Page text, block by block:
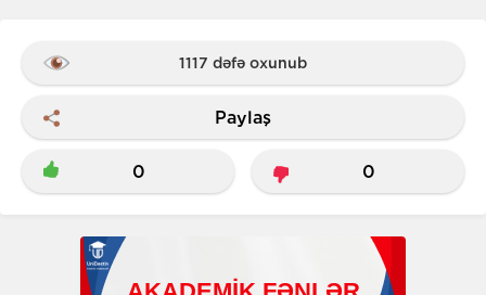
1117 dəfə oxunub
Paylaş
0 0